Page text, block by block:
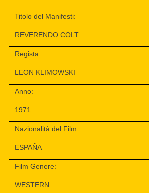
Titolo del Manifesti:
REVERENDO COLT
Regista:
LEON KLIMOWSKI
Anno:
1971
Nazionalità del Film:
ESPAÑA
Film Genere:
WESTERN